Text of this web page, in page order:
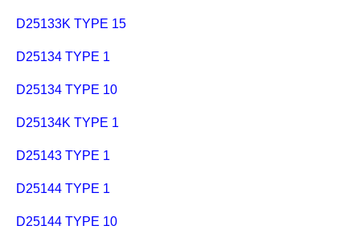
D25133K TYPE 15
D25134 TYPE 1
D25134 TYPE 10
D25134K TYPE 1
D25143 TYPE 1
D25144 TYPE 1
D25144 TYPE 10